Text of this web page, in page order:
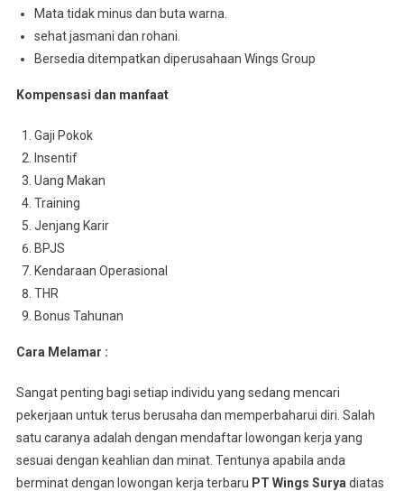
Mata tidak minus dan buta warna.
sehat jasmani dan rohani.
Bersedia ditempatkan diperusahaan Wings Group
Kompensasi dan manfaat
Gaji Pokok
Insentif
Uang Makan
Training
Jenjang Karir
BPJS
Kendaraan Operasional
THR
Bonus Tahunan
Cara Melamar :
Sangat penting bagi setiap individu yang sedang mencari
pekerjaan untuk terus berusaha dan memperbaharui diri. Salah
satu caranya adalah dengan mendaftar lowongan kerja yang
sesuai dengan keahlian dan minat. Tentunya apabila anda
berminat dengan lowongan kerja terbaru PT Wings Surya diatas